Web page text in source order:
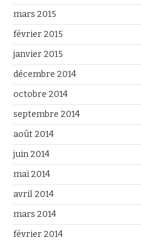
mars 2015
février 2015
janvier 2015
décembre 2014
octobre 2014
septembre 2014
août 2014
juin 2014
mai 2014
avril 2014
mars 2014
février 2014